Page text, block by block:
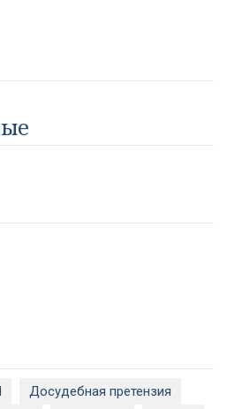
Досудебная претензия